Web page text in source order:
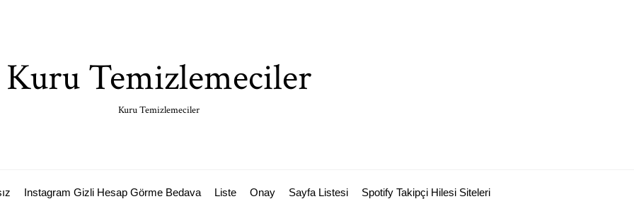
Kuru Temizlemeciler
Kuru Temizlemeciler
Instagram Gizli Hesap Görme Bedava Liste Onay Sayfa Listesi Spotify Takipçi Hilesi Siteleri